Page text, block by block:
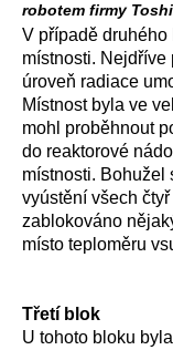
robotem firmy
V případě
místnosti. Nejdříve
úroveň radiace
Místnost byla ve
mohl proběhnout
do reaktorové
místnosti. Bohužel
vyústění všech
zablokováno
místo teploměru
Třetí blok
U tohoto bloku